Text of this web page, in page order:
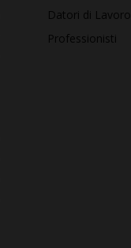
Datori di Lavoro
Professionisti